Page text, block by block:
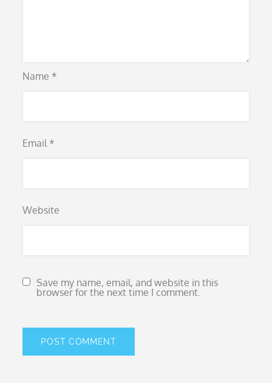
Name *
Email *
Website
Save my name, email, and website in this
browser for the next time I comment.